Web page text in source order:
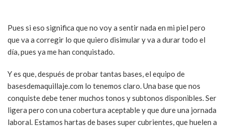
Pues si eso significa que no voy a sentir nada en mi piel pero
que va a corregir lo que quiero disimular y va a durar todo el
día, pues ya me han conquistado.
Y es que, después de probar tantas bases, el equipo de
basesdemaquillaje.com lo tenemos claro. Una base que nos
conquiste debe tener muchos tonos y subtonos disponibles. Ser
ligera pero con una cobertura aceptable y que dure una jornada
laboral. Estamos hartas de bases super cubrientes, que huelen a